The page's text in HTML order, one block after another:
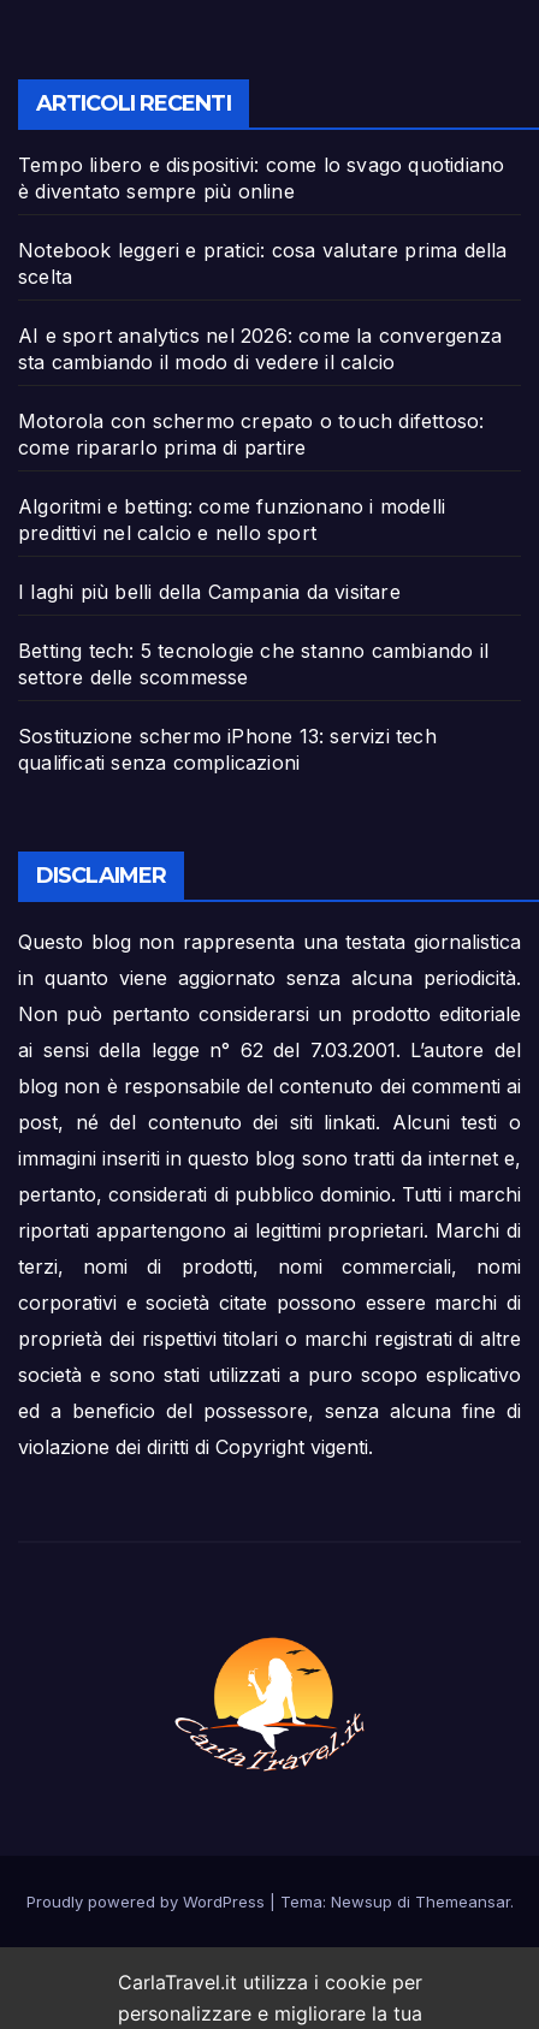
ARTICOLI RECENTI
Tempo libero e dispositivi: come lo svago quotidiano
è diventato sempre più online
Notebook leggeri e pratici: cosa valutare prima della
scelta
AI e sport analytics nel 2026: come la convergenza
sta cambiando il modo di vedere il calcio
Motorola con schermo crepato o touch difettoso:
come ripararlo prima di partire
Algoritmi e betting: come funzionano i modelli
predittivi nel calcio e nello sport
I laghi più belli della Campania da visitare
Betting tech: 5 tecnologie che stanno cambiando il
settore delle scommesse
Sostituzione schermo iPhone 13: servizi tech
qualificati senza complicazioni
DISCLAIMER
Questo blog non rappresenta una testata giornalistica
in quanto viene aggiornato senza alcuna periodicità.
Non può pertanto considerarsi un prodotto editoriale
ai sensi della legge n° 62 del 7.03.2001. L’autore del
blog non è responsabile del contenuto dei commenti ai
post, né del contenuto dei siti linkati. Alcuni testi o
immagini inseriti in questo blog sono tratti da internet e,
pertanto, considerati di pubblico dominio. Tutti i marchi
riportati appartengono ai legittimi proprietari. Marchi di
terzi, nomi di prodotti, nomi commerciali, nomi
corporativi e società citate possono essere marchi di
proprietà dei rispettivi titolari o marchi registrati di altre
società e sono stati utilizzati a puro scopo esplicativo
ed a beneficio del possessore, senza alcuna fine di
violazione dei diritti di Copyright vigenti.
Proudly powered by WordPress Tema: Newsup di Themeansar.
CarlaTravel.it utilizza i cookie per
personalizzare e migliorare la tua